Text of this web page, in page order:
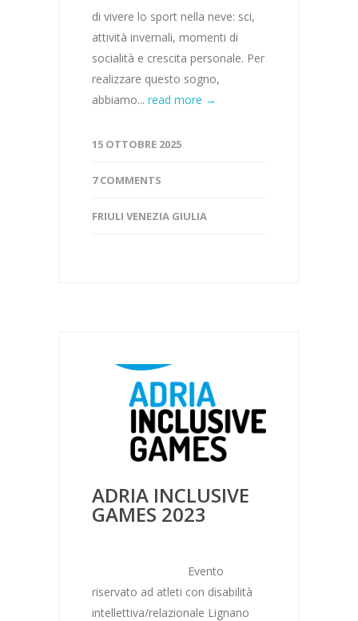
di vivere lo sport nella neve: sci,
attività invernali, momenti di
socialità e crescita personale. Per
realizzare questo sogno,
abbiamo... read more →
15 OTTOBRE 2025
7 COMMENTS
FRIULI VENEZIA GIULIA
ADRIA INCLUSIVE
GAMES 2023
Evento
riservato ad atleti con disabilità
intellettiva/relazionale Lignano